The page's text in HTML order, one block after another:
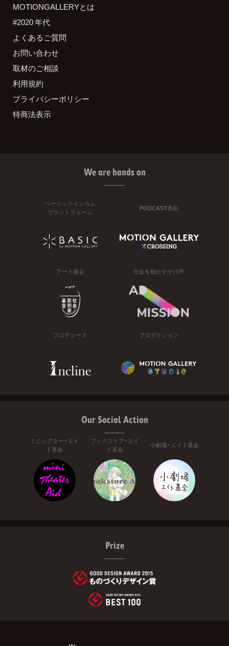
MOTIONGALLERYとは
#2020 年代
よくあるご質問
お問い合わせ
取材のご相談
利用規約
プライバシーポリシー
特商法表示
We are hands on
ベーシックインカム
プラットフォーム
PODCAST番組
アート基金 社会を動かすかけ声
プロデュース プロダクション
Our Social Action
ミニシアター・エイ
ド基金
ブックストア・エイ
ド基金
小劇場・エイド基金
Prize